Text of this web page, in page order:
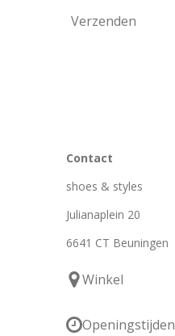
Verzenden
Contact
shoes & styles
Julianaplein 20
6641 CT Beuningen
Winkel
Openingstijden